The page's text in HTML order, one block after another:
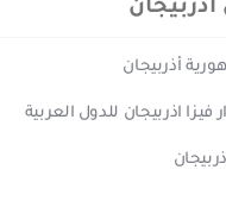
أذربيجان
اذربيجان للدول العربية